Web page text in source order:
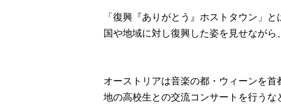
「復興『ありがとう』ホストタウン」
国や地域に対し復興した姿を見せながら
オーストリアは音楽の都・ウィーンを
地の高校生との交流コンサートを行うな